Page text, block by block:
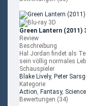
Green Lantern (2011)
Review
Beschreibung
Hal Jordan findet als
sein völlig normales
Schauspieler
Blake Lively, Peter
Kategorie
Action, Fantasy,
Bewertungen (34)